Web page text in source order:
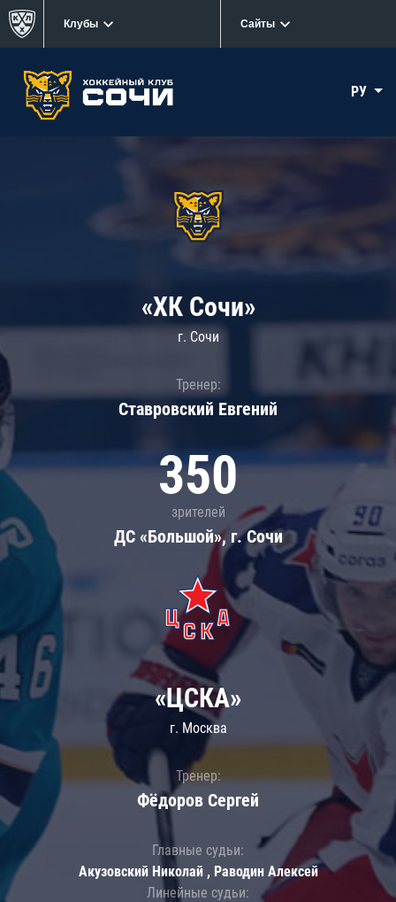
Клубы Сайты
РУ
«ХК Сочи»
г. Сочи
Тренер:
Ставровский Евгений
350
зрителей
ДС «Большой», г. Сочи
«ЦСКА»
г. Москва
Тренер:
Фёдоров Сергей
Главные судьи:
Акузовский Николай , Раводин Алексей
Линейные судьи: